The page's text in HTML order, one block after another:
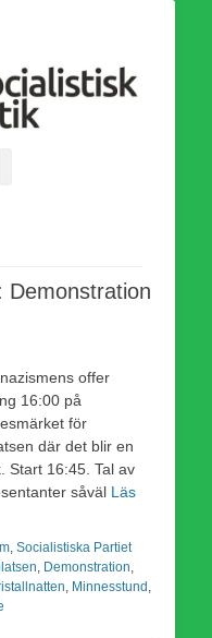
Internationalen och en viktig
socialistisk framtid!
Demonstration
offer
16:00 på
för
där det blir en
Start 16:45. Tal av
såväl Läs
Socialistiska Partiet
Demonstration
Minnesstund